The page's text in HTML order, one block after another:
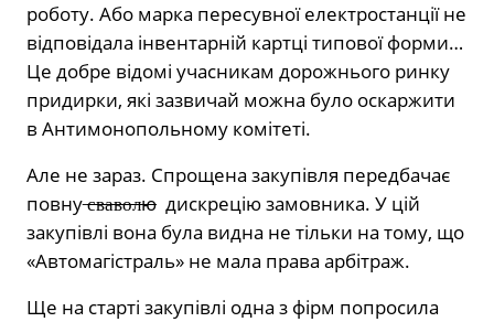
роботу. Або марка пересувної електростанції не
відповідала інвентарній картці типової форми…
Це добре відомі учасникам дорожнього ринку
придирки, які зазвичай можна було оскаржити
в Антимонопольному комітеті.
Але не зараз. Спрощена закупівля передбачає
повну ̶с̶в̶а̶в̶о̶л̶ю дискрецію замовника. У цій
закупівлі вона була видна не тільки на тому, що
«Автомагістраль» не мала права арбітраж.
Ще на старті закупівлі одна з фірм попросила